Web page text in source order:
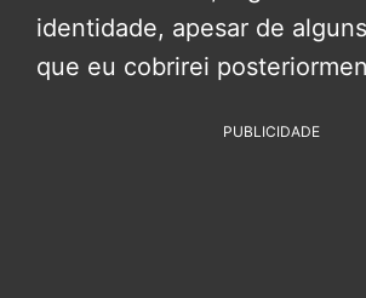
identidade, apesar de
que eu cobrirei
PUBLICIDADE